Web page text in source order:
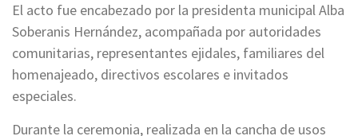
El acto fue encabezado por la presidenta municipal Alba
Soberanis Hernández, acompañada por autoridades
comunitarias, representantes ejidales, familiares del
homenajeado, directivos escolares e invitados
especiales.
Durante la ceremonia, realizada en la cancha de usos